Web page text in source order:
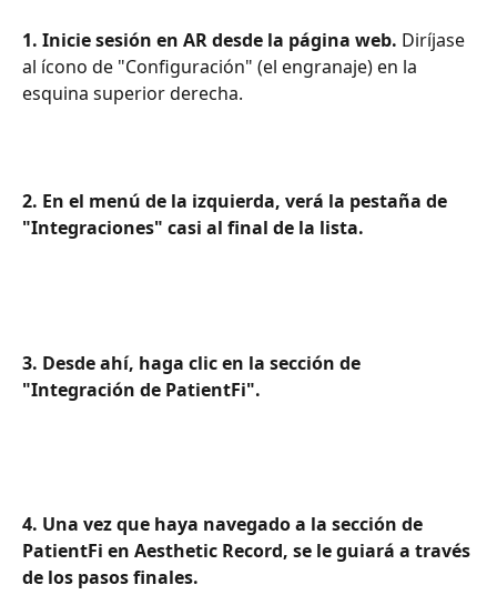
1. Inicie sesión en AR desde la página web. Diríjase
al ícono de "Configuración" (el engranaje) en la
esquina superior derecha.
2. En el menú de la izquierda, verá la pestaña de
"Integraciones" casi al final de la lista.
3. Desde ahí, haga clic en la sección de
"Integración de PatientFi".
4. Una vez que haya navegado a la sección de
PatientFi en Aesthetic Record, se le guiará a través
de los pasos finales.